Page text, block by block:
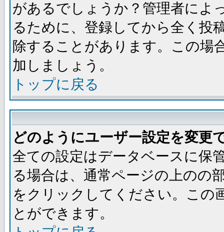
があるでしょうか？管理者によ
るために、登録してから全く投
除することがあります。この場
加しましょう。
トップに戻る
どのようにユーザー設定を変更
全ての設定はデータベースに保
る場合は、通常ページの上のの
をクリックしてください。この
とができます。